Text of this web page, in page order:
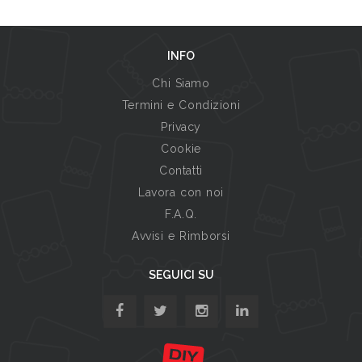
INFO
Chi Siamo
Termini e Condizioni
Privacy
Cookie
Contatti
Lavora con noi
F.A.Q.
Avvisi e Rimborsi
SEGUICI SU